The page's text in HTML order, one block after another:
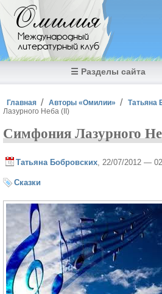
Перейти к основному содержанию
Омилия
Международный
литературный клуб
☰ Разделы сайта
Вы здесь
Главная Авторы «Омилии» Татьяна
Лазурного Неба (II)
Симфония Лазурного
Татьяна Бобровских , 22/07/2012 —
Сказки